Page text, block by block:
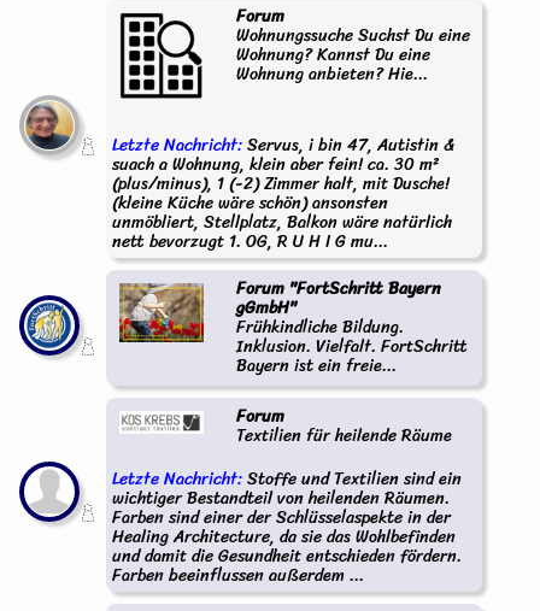
Forum
Wohnungssuche Suchst Du eine
Wohnung? Kannst Du eine
Wohnung anbieten? Hie...
Letzte Nachricht:Servus, i bin 47, Autistin &
suach a Wohnung, klein aber fein! ca. 30 m²
(plus/minus), 1 (-2) Zimmer halt, mit Dusche!
(kleine Küche wäre schön) ansonsten
unmöbliert, Stellplatz, Balkon wäre natürlich
nett bevorzugt 1. OG, R U H I G mu...
Forum "FortSchritt Bayern
gGmbH"
Frühkindliche Bildung.
Inklusion. Vielfalt. FortSchritt
Bayern ist ein freie...
Forum
Textilien für heilende Räume
Letzte Nachricht:Stoffe und Textilien sind ein
wichtiger Bestandteil von heilenden Räumen.
Farben sind einer der Schlüsselaspekte in der
Healing Architecture, da sie das Wohlbefinden
und damit die Gesundheit entschieden fördern.
Farben beeinflussen außerdem ...